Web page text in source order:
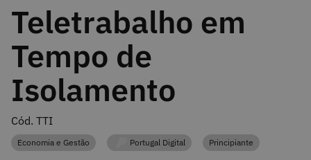
Teletrabalho em
Tempo de
Isolamento
Cód. TTI
Categoria
Economia e Gestão Categoria
Portugal Digital Categoria
Principiante